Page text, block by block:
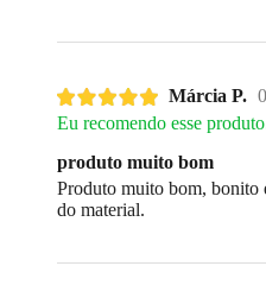
Márcia P.
Eu recomendo esse
produto muito bom
Produto muito bom, bonito
do material.